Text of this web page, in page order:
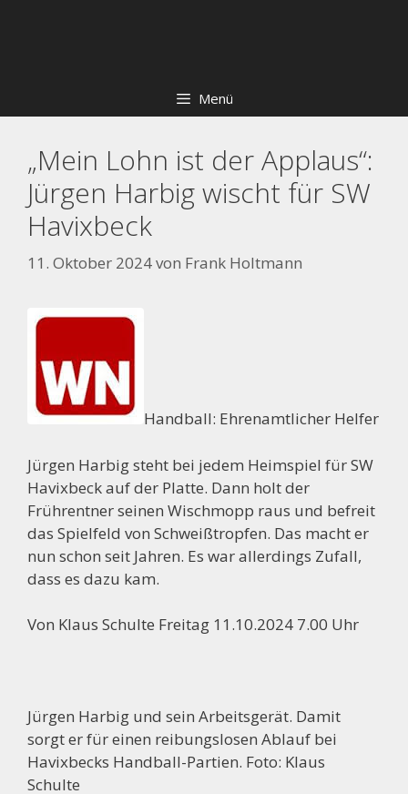
Menü
„Mein Lohn ist der Applaus“:
Jürgen Harbig wischt für SW
Havixbeck
11. Oktober 2024von Frank Holtmann
Handball: Ehrenamtlicher Helfer
Jürgen Harbig steht bei jedem Heimspiel für SW
Havixbeck auf der Platte. Dann holt der
Frührentner seinen Wischmopp raus und befreit
das Spielfeld von Schweißtropfen. Das macht er
nun schon seit Jahren. Es war allerdings Zufall,
dass es dazu kam.
Von Klaus Schulte Freitag 11.10.2024 7.00 Uhr
Jürgen Harbig und sein Arbeitsgerät. Damit
sorgt er für einen reibungslosen Ablauf bei
Havixbecks Handball-Partien. Foto: Klaus
Schulte